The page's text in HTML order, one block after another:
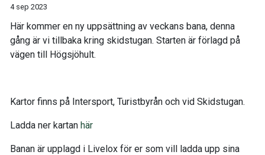
4 sep 2023
Här kommer en ny uppsättning av veckans bana, denna
gång är vi tillbaka kring skidstugan. Starten är förlagd på
vägen till Högsjöhult.
Kartor finns på Intersport, Turistbyrån och vid Skidstugan.
Ladda ner kartan här
Banan är upplagd i Livelox för er som vill ladda upp sina